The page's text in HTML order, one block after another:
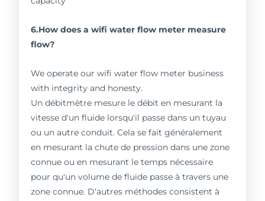
6.How does a wifi water flow meter measure
flow?
We operate our wifi water flow meter business
with integrity and honesty.
Un débitmètre mesure le débit en mesurant la
vitesse d'un fluide lorsqu'il passe dans un tuyau
ou un autre conduit. Cela se fait généralement
en mesurant la chute de pression dans une zone
connue ou en mesurant le temps nécessaire
pour qu'un volume de fluide passe à travers une
zone connue. D'autres méthodes consistent à